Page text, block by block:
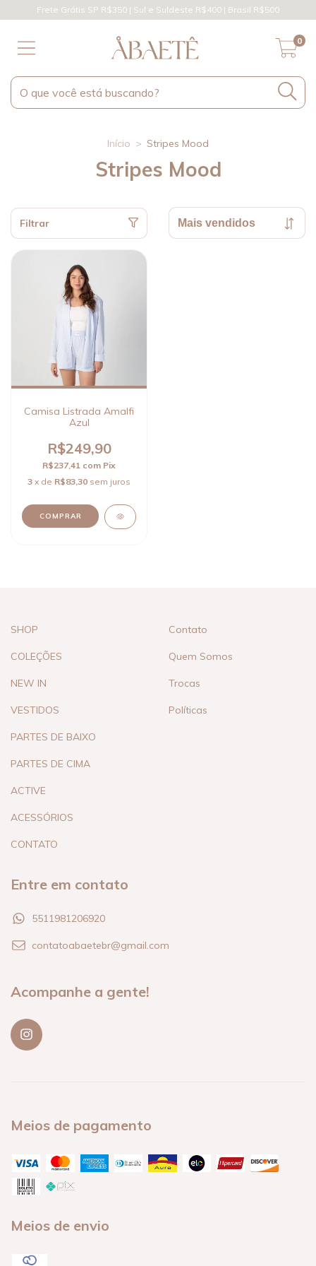
Frete Grátis SP R$350 | Sul e Suldeste R$400 | Brasil R$500
0
Início > Stripes Mood
Stripes Mood
Filtrar
Camisa Listrada Amalfi
Azul
R$249,90
R$237,41 com Pix
3 x de R$83,30 sem juros
COMPRAR
SHOP
COLEÇÕES
NEW IN
VESTIDOS
PARTES DE BAIXO
PARTES DE CIMA
ACTIVE
ACESSÓRIOS
CONTATO
Contato
Quem Somos
Trocas
Políticas
Entre em contato
5511981206920
contatoabaetebr@gmail.com
Acompanhe a gente!
Meios de pagamento
Meios de envio